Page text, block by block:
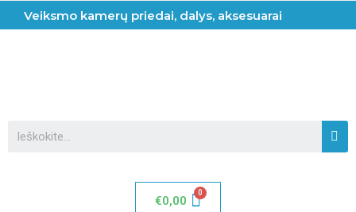
Veiksmo kamerų priedai, dalys, aksesuarai
€0,00